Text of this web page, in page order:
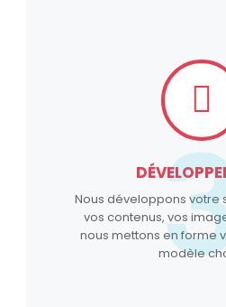
Nous développons votre
vos contenus, vos
nous mettons en forme
modèle